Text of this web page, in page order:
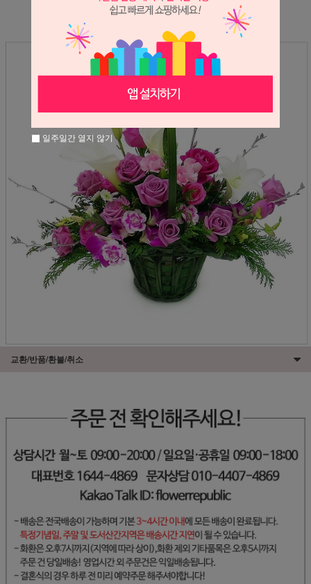
※ 필독해주세요 ※
장미는 시세 변동에 따라 가격이 달라질 수 있으니
문의 후 주문 바랍니다.
교환/반품/환불/취소
일주일간 열지 않기